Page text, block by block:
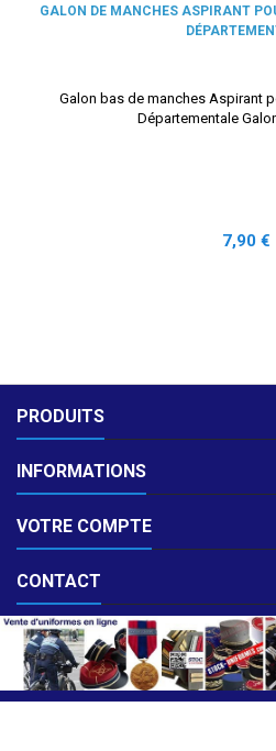
GALON DE MANCHES ASPIRANT
Galon bas de manches Aspirant
Départementale
Prix
7,90 €
PRODUITS
INFORMATIONS
VOTRE COMPTE
CONTACT